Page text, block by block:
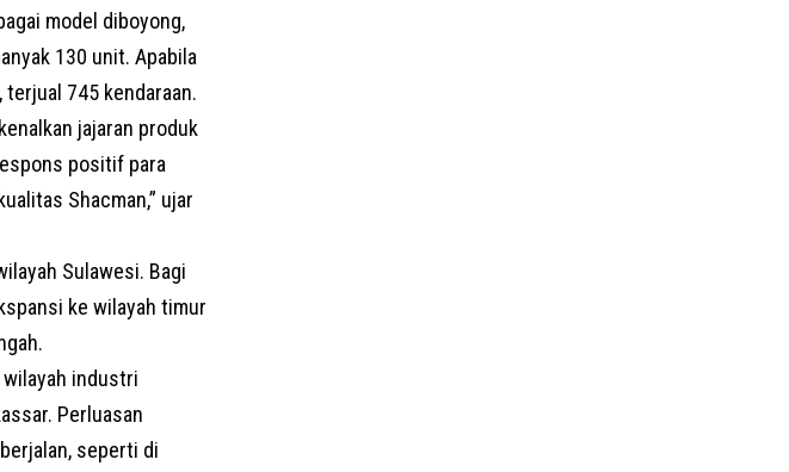
model diboyong,
130 unit. Apabila
745 kendaraan.
jajaran produk
positif para
Shacman,” ujar
Sulawesi. Bagi
ke wilayah timur
wilayah industri
Perluasan
seperti di